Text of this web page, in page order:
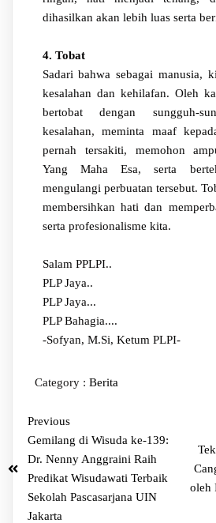
dihasilkan akan lebih luas serta
4. Tobat
Sadari bahwa sebagai manusia,
kesalahan dan kehilafan. Oleh
bertobat dengan sungguh-
kesalahan, meminta maaf
pernah tersakiti, memohon
Yang Maha Esa, serta
mengulangi perbuatan tersebut.
membersihkan hati dan
serta profesionalisme kita.
Salam PPLPI..
PLP Jaya..
PLP Jaya...
PLP Bahagia....
-Sofyan, M.Si, Ketum PLPI-
Category : Berita
Previous
Gemilang di Wisuda ke-139:
Dr. Nenny Anggraini Raih
Predikat Wisudawati Terbaik
Sekolah Pascasarjana UIN
Jakarta
oleh